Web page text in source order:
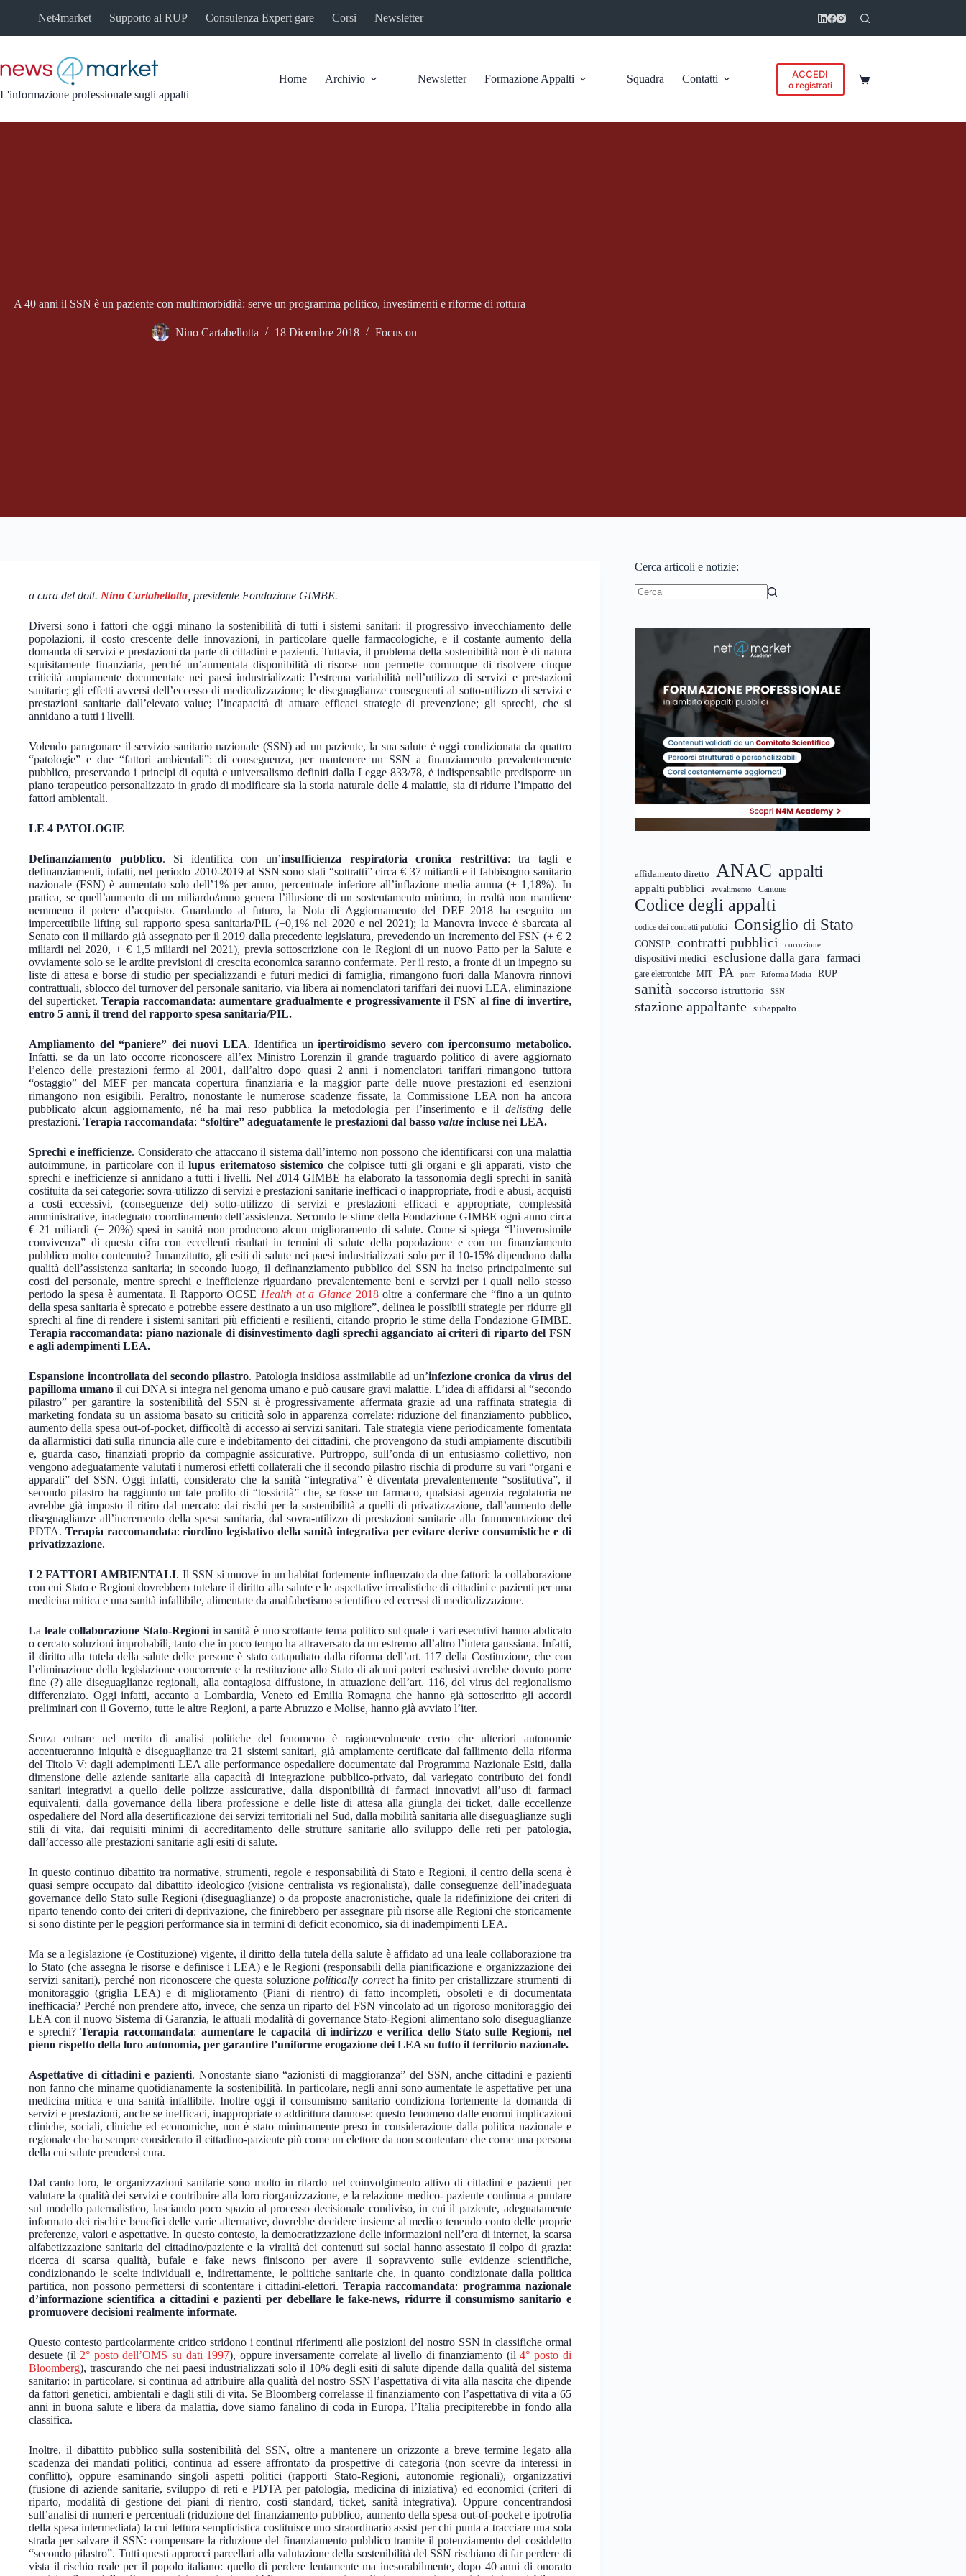
Net4market Supporto al RUP Consulenza Expert gare Corsi Newsletter
L'informazione professionale sugli appalti
Home Archivio Newsletter Formazione Appalti Squadra Contatti ACCEDI
o registrati Carrello
A 40 anni il SSN è un paziente con multimorbidità: serve un programma politico, investimenti e riforme di rottura
Nino Cartabellotta 18 Dicembre 2018 Focus on
a cura del dott. Nino Cartabellotta , presidente Fondazione GIMBE.
Diversi sono i fattori che oggi minano la sostenibilità di tutti i sistemi sanitari: il progressivo invecchiamento delle
popolazioni, il costo crescente delle innovazioni, in particolare quelle farmacologiche, e il costante aumento della
domanda di servizi e prestazioni da parte di cittadini e pazienti. Tuttavia, il problema della sostenibilità non è di natura
squisitamente finanziaria, perché un’aumentata disponibilità di risorse non permette comunque di risolvere cinque
criticità ampiamente documentate nei paesi industrializzati: l’estrema variabilità nell’utilizzo di servizi e prestazioni
sanitarie; gli effetti avversi dell’eccesso di medicalizzazione; le diseguaglianze conseguenti al sotto-utilizzo di servizi e
prestazioni sanitarie dall’elevato value; l’incapacità di attuare efficaci strategie di prevenzione; gli sprechi, che si
annidano a tutti i livelli.
Volendo paragonare il servizio sanitario nazionale (SSN) ad un paziente, la sua salute è oggi condizionata da quattro
“patologie” e due “fattori ambientali”: di conseguenza, per mantenere un SSN a finanziamento prevalentemente
pubblico, preservando i princìpi di equità e universalismo definiti dalla Legge 833/78, è indispensabile predisporre un
piano terapeutico personalizzato in grado di modificare sia la storia naturale delle 4 malattie, sia di ridurre l’impatto dei
fattori ambientali.
LE 4 PATOLOGIE
Definanziamento pubblico. Si identifica con un’insufficienza respiratoria cronica restrittiva: tra tagli e
definanziamenti, infatti, nel periodo 2010-2019 al SSN sono stati “sottratti” circa € 37 miliardi e il fabbisogno sanitario
nazionale (FSN) è aumentato solo dell’1% per anno, percentuale inferiore all’inflazione media annua (+ 1,18%). In
pratica, se quell’aumento di un miliardo/anno genera l’illusione di un sostentamento minimo, in realtà non mantiene
nemmeno il potere d’acquisto. Guardando al futuro, la Nota di Aggiornamento del DEF 2018 ha eseguito un
impercettibile lifting sul rapporto spesa sanitaria/PIL (+0,1% nel 2020 e nel 2021); la Manovra invece è sbarcata al
Senato con il miliardo già assegnato per il 2019 dalla precedente legislatura, prevedendo un incremento del FSN (+ € 2
miliardi nel 2020, + € 1,5 miliardi nel 2021), previa sottoscrizione con le Regioni di un nuovo Patto per la Salute e
ovviamente solo se le ardite previsioni di crescita economica saranno confermate. Per il resto, a fronte di un impegno su
liste di attesa e borse di studio per specializzandi e futuri medici di famiglia, rimangono fuori dalla Manovra rinnovi
contrattuali, sblocco del turnover del personale sanitario, via libera ai nomenclatori tariffari dei nuovi LEA, eliminazione
del superticket.Terapia raccomandata: aumentare gradualmente e progressivamente il FSN al fine di invertire,
entro 5 anni, il trend del rapporto spesa sanitaria/PIL.
Ampliamento del “paniere” dei nuovi LEA. Identifica unipertiroidismo severo con iperconsumo metabolico.
Infatti, se da un lato occorre riconoscere all’ex Ministro Lorenzin il grande traguardo politico di avere aggiornato
l’elenco delle prestazioni fermo al 2001, dall’altro dopo quasi 2 anni i nomenclatori tariffari rimangono tuttora
“ostaggio” del MEF per mancata copertura finanziaria e la maggior parte delle nuove prestazioni ed esenzioni
rimangono non esigibili. Peraltro, nonostante le numerose scadenze fissate, la Commissione LEA non ha ancora
pubblicato alcun aggiornamento, né ha mai reso pubblica la metodologia per l’inserimento e il delisting delle
prestazioni. Terapia raccomandata: “sfoltire” adeguatamente le prestazioni dal basso value incluse nei LEA.
Sprechi e inefficienze. Considerato che attaccano il sistema dall’interno non possono che identificarsi con una malattia
autoimmune, in particolare con illupus eritematoso sistemicoche colpisce tutti gli organi e gli apparati, visto che
sprechi e inefficienze si annidano a tutti i livelli. Nel 2014 GIMBE ha elaborato la tassonomia degli sprechi in sanità
costituita da sei categorie: sovra-utilizzo di servizi e prestazioni sanitarie inefficaci o inappropriate, frodi e abusi, acquisti
a costi eccessivi, (conseguenze del) sotto-utilizzo di servizi e prestazioni efficaci e appropriate, complessità
amministrative, inadeguato coordinamento dell’assistenza. Secondo le stime della Fondazione GIMBE ogni anno circa
€ 21 miliardi (± 20%) spesi in sanità non producono alcun miglioramento di salute. Come si spiega “l’inverosimile
convivenza” di questa cifra con eccellenti risultati in termini di salute della popolazione e con un finanziamento
pubblico molto contenuto? Innanzitutto, gli esiti di salute nei paesi industrializzati solo per il 10-15% dipendono dalla
qualità dell’assistenza sanitaria; in secondo luogo, il definanziamento pubblico del SSN ha inciso principalmente sui
costi del personale, mentre sprechi e inefficienze riguardano prevalentemente beni e servizi per i quali nello stesso
periodo la spesa è aumentata. Il Rapporto OCSE Health at a Glance2018oltre a confermare che “fino a un quinto
della spesa sanitaria è sprecato e potrebbe essere destinato a un uso migliore”, delinea le possibili strategie per ridurre gli
sprechi al fine di rendere i sistemi sanitari più efficienti e resilienti, citando proprio le stime della Fondazione GIMBE.
Terapia raccomandata: piano nazionale di disinvestimento dagli sprechi agganciato ai criteri di riparto del FSN
e agli adempimenti LEA.
Espansione incontrollata del secondo pilastro. Patologia insidiosa assimilabile ad un’infezione cronica da virus del
papilloma umano il cui DNA si integra nel genoma umano e può causare gravi malattie. L’idea di affidarsi al “secondo
pilastro” per garantire la sostenibilità del SSN si è progressivamente affermata grazie ad una raffinata strategia di
marketing fondata su un assioma basato su criticità solo in apparenza correlate: riduzione del finanziamento pubblico,
aumento della spesa out-of-pocket, difficoltà di accesso ai servizi sanitari. Tale strategia viene periodicamente fomentata
da allarmistici dati sulla rinuncia alle cure e indebitamento dei cittadini, che provengono da studi ampiamente discutibili
e, guarda caso, finanziati proprio da compagnie assicurative. Purtroppo, sull’onda di un entusiasmo collettivo, non
vengono adeguatamente valutati i numerosi effetti collaterali che il secondo pilastro rischia di produrre su vari “organi e
apparati” del SSN. Oggi infatti, considerato che la sanità “integrativa” è diventata prevalentemente “sostitutiva”, il
secondo pilastro ha raggiunto un tale profilo di “tossicità” che, se fosse un farmaco, qualsiasi agenzia regolatoria ne
avrebbe già imposto il ritiro dal mercato: dai rischi per la sostenibilità a quelli di privatizzazione, dall’aumento delle
diseguaglianze all’incremento della spesa sanitaria, dal sovra-utilizzo di prestazioni sanitarie alla frammentazione dei
PDTA. Terapia raccomandata:riordino legislativo della sanità integrativa per evitare derive consumistiche e di
privatizzazione.
I 2 FATTORI AMBIENTALI. Il SSN si muove in un habitat fortemente influenzato da due fattori: la collaborazione
con cui Stato e Regioni dovrebbero tutelare il diritto alla salute e le aspettative irrealistiche di cittadini e pazienti per una
medicina mitica e una sanità infallibile, alimentate da analfabetismo scientifico ed eccessi di medicalizzazione.
La leale collaborazione Stato-Regioni in sanità è uno scottante tema politico sul quale i vari esecutivi hanno abdicato
o cercato soluzioni improbabili, tanto che in poco tempo ha attraversato da un estremo all’altro l’intera gaussiana. Infatti,
il diritto alla tutela della salute delle persone è stato catapultato dalla riforma dell’art. 117 della Costituzione, che con
l’eliminazione della legislazione concorrente e la restituzione allo Stato di alcuni poteri esclusivi avrebbe dovuto porre
fine (?) alle diseguaglianze regionali, alla contagiosa diffusione, in attuazione dell’art. 116, del virus del regionalismo
differenziato. Oggi infatti, accanto a Lombardia, Veneto ed Emilia Romagna che hanno già sottoscritto gli accordi
preliminari con il Governo, tutte le altre Regioni, a parte Abruzzo e Molise, hanno già avviato l’iter.
Senza entrare nel merito di analisi politiche del fenomeno è ragionevolmente certo che ulteriori autonomie
accentueranno iniquità e diseguaglianze tra 21 sistemi sanitari, già ampiamente certificate dal fallimento della riforma
del Titolo V: dagli adempimenti LEA alle performance ospedaliere documentate dal Programma Nazionale Esiti, dalla
dimensione delle aziende sanitarie alla capacità di integrazione pubblico-privato, dal variegato contributo dei fondi
sanitari integrativi a quello delle polizze assicurative, dalla disponibilità di farmaci innovativi all’uso di farmaci
equivalenti, dalla governance della libera professione e delle liste di attesa alla giungla dei ticket, dalle eccellenze
ospedaliere del Nord alla desertificazione dei servizi territoriali nel Sud, dalla mobilità sanitaria alle diseguaglianze sugli
stili di vita, dai requisiti minimi di accreditamento delle strutture sanitarie allo sviluppo delle reti per patologia,
dall’accesso alle prestazioni sanitarie agli esiti di salute.
In questo continuo dibattito tra normative, strumenti, regole e responsabilità di Stato e Regioni, il centro della scena è
quasi sempre occupato dal dibattito ideologico (visione centralista vs regionalista), dalle conseguenze dell’inadeguata
governance dello Stato sulle Regioni (diseguaglianze) o da proposte anacronistiche, quale la ridefinizione dei criteri di
riparto tenendo conto dei criteri di deprivazione, che finirebbero per assegnare più risorse alle Regioni che storicamente
si sono distinte per le peggiori performance sia in termini di deficit economico, sia di inadempimenti LEA.
Ma se a legislazione (e Costituzione) vigente, il diritto della tutela della salute è affidato ad una leale collaborazione tra
lo Stato (che assegna le risorse e definisce i LEA) e le Regioni (responsabili della pianificazione e organizzazione dei
servizi sanitari), perché non riconoscere che questa soluzionepolitically correct ha finito per cristallizzare strumenti di
monitoraggio (griglia LEA) e di miglioramento (Piani di rientro) di fatto incompleti, obsoleti e di documentata
inefficacia? Perché non prendere atto, invece, che senza un riparto del FSN vincolato ad un rigoroso monitoraggio dei
LEA con il nuovo Sistema di Garanzia, le attuali modalità di governance Stato-Regioni alimentano solo diseguaglianze
e sprechi?Terapia raccomandata: aumentare le capacità di indirizzo e verifica dello Stato sulle Regioni, nel
pieno rispetto della loro autonomia, per garantire l’uniforme erogazione dei LEA su tutto il territorio nazionale.
Aspettative di cittadini e pazienti. Nonostante siano “azionisti di maggioranza” del SSN, anche cittadini e pazienti
non fanno che minarne quotidianamente la sostenibilità. In particolare, negli anni sono aumentate le aspettative per una
medicina mitica e una sanità infallibile. Inoltre oggi il consumismo sanitario condiziona fortemente la domanda di
servizi e prestazioni, anche se inefficaci, inappropriate o addirittura dannose: questo fenomeno dalle enormi implicazioni
cliniche, sociali, cliniche ed economiche, non è stato minimamente preso in considerazione dalla politica nazionale e
regionale che ha sempre considerato il cittadino-paziente più come un elettore da non scontentare che come una persona
della cui salute prendersi cura.
Dal canto loro, le organizzazioni sanitarie sono molto in ritardo nel coinvolgimento attivo di cittadini e pazienti per
valutare la qualità dei servizi e contribuire alla loro riorganizzazione, e la relazione medico- paziente continua a puntare
sul modello paternalistico, lasciando poco spazio al processo decisionale condiviso, in cui il paziente, adeguatamente
informato dei rischi e benefici delle varie alternative, dovrebbe decidere insieme al medico tenendo conto delle proprie
preferenze, valori e aspettative. In questo contesto, la democratizzazione delle informazioni nell’era di internet, la scarsa
alfabetizzazione sanitaria del cittadino/paziente e la viralità dei contenuti sui social hanno assestato il colpo di grazia:
ricerca di scarsa qualità, bufale e fake news finiscono per avere il sopravvento sulle evidenze scientifiche,
condizionando le scelte individuali e, indirettamente, le politiche sanitarie che, in quanto condizionate dalla politica
partitica, non possono permettersi di scontentare i cittadini-elettori.Terapia raccomandata: programma nazionale
d’informazione scientifica a cittadini e pazienti per debellare le fake-news, ridurre il consumismo sanitario e
promuovere decisioni realmente informate.
Questo contesto particolarmente critico stridono i continui riferimenti alle posizioni del nostro SSN in classifiche ormai
desuete (il 2° posto dell’OMS su dati 1997), oppure inversamente correlate al livello di finanziamento (il4° posto di
Bloomberg), trascurando che nei paesi industrializzati solo il 10% degli esiti di salute dipende dalla qualità del sistema
sanitario: in particolare, si continua ad attribuire alla qualità del nostro SSN l’aspettativa di vita alla nascita che dipende
da fattori genetici, ambientali e dagli stili di vita. Se Bloomberg correlasse il finanziamento con l’aspettativa di vita a 65
anni in buona salute e libera da malattia, dove siamo fanalino di coda in Europa, l’Italia precipiterebbe in fondo alla
classifica.
Inoltre, il dibattito pubblico sulla sostenibilità del SSN, oltre a mantenere un orizzonte a breve termine legato alla
scadenza dei mandati politici, continua ad essere affrontato da prospettive di categoria (non scevre da interessi in
conflitto), oppure esaminando singoli aspetti politici (rapporti Stato-Regioni, autonomie regionali), organizzativi
(fusione di aziende sanitarie, sviluppo di reti e PDTA per patologia, medicina di iniziativa) ed economici (criteri di
riparto, modalità di gestione dei piani di rientro, costi standard, ticket, sanità integrativa). Oppure concentrandosi
sull’analisi di numeri e percentuali (riduzione del finanziamento pubblico, aumento della spesa out-of-pocket e ipotrofia
della spesa intermediata) la cui lettura semplicistica costituisce uno straordinario assist per chi punta a tracciare una sola
strada per salvare il SSN: compensare la riduzione del finanziamento pubblico tramite il potenziamento del cosiddetto
“secondo pilastro”. Tutti questi approcci parcellari alla valutazione della sostenibilità del SSN rischiano di far perdere di
vista il rischio reale per il popolo italiano: quello di perdere lentamente ma inesorabilmente, dopo 40 anni di onorato
Cerca articoli e notizie:
affidamento diretto ANAC appalti
appalti pubblici avvalimento Cantone
Codice degli appalti
codice dei contratti pubblici Consiglio di Stato
CONSIP contratti pubblici corruzione
dispositivi medici esclusione dalla gara farmaci
gare elettroniche MIT PA pnrr Riforma Madia RUP
sanità soccorso istruttorio SSN
stazione appaltante subappalto